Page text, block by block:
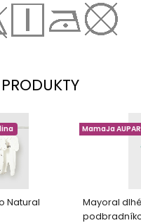
Natural
Mayoral
MamaJa